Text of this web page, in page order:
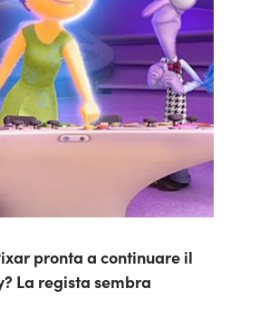
pronta a continuare il
La regista sembra